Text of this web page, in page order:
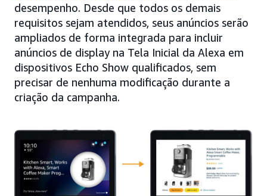
desempenho. Desde que todos os demais
requisitos sejam atendidos, seus anúncios serão
ampliados de forma integrada para incluir
anúncios de display na Tela Inicial da Alexa em
dispositivos Echo Show qualificados, sem
precisar de nenhuma modificação durante a
criação da campanha.